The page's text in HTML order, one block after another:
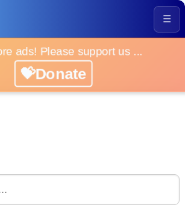
☰
ads! Please support us ...
💝Donate